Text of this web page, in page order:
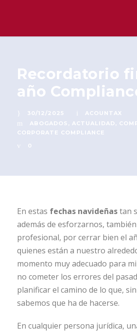
Recordatorio
año
30/12/2025
ACOUNTAX
ABOGADOS , ACTUALIDAD ,
CORPORATE COMPLIANCE
0
En estas fechas navideñastan
además de esforzarnos,
profesional, por cerrar bien el
quienes están a nuestro
momento muy adecuado para
no cometer los errores del
planificar el camino de lo que,
sabemos que ha de hacerse.
En cualquier persona jurídica,